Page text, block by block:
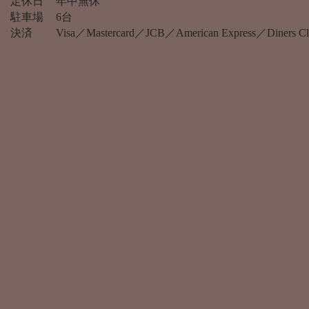
駐車場
6台
決済
Visa／Mastercard／JCB／American Express／Diners